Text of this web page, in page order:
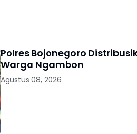
Polres Bojonegoro
Warga Ngambon
Agustus 08, 2026